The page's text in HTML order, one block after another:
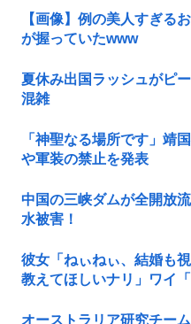
【画像】例の美人すぎる
が握っていたwww
夏休み出国ラッシュがピ
混雑
「神聖なる場所です」靖
や軍装の禁止を発表
中国の三峡ダムが全開放
水被害！
彼女「ねぃねぃ、結婚も
教えてほしいナリ」ワイ
オーストラリア研究チー